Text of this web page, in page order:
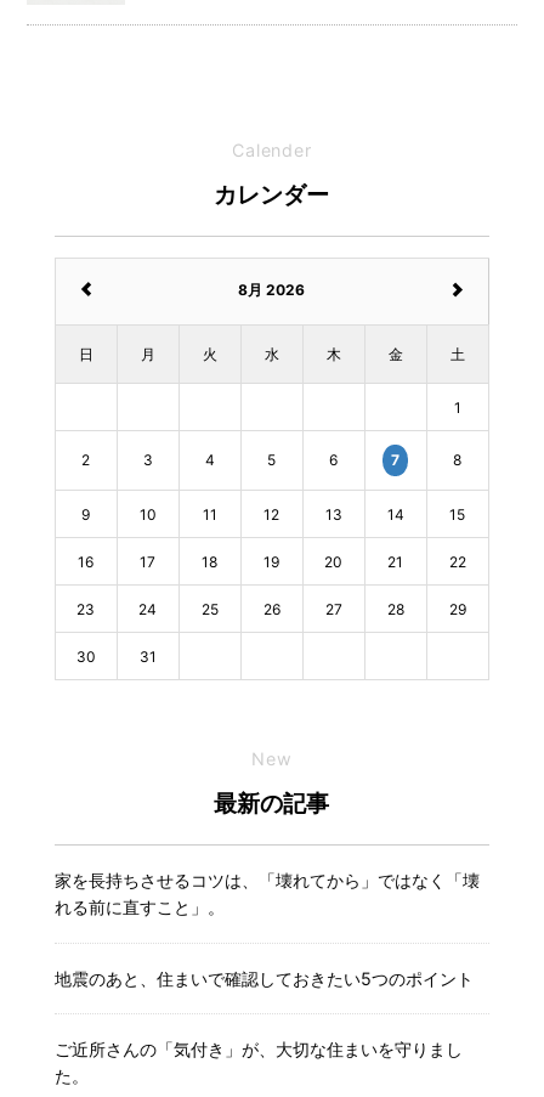
Calender
カレンダー
8月 2026
日 月 火 水 木 金 土
1
2 3 4 5 6 7 8
9 10 11 12 13 14 15
16 17 18 19 20 21 22
23 24 25 26 27 28 29
30 31
New
最新の記事
家を長持ちさせるコツは、「壊れてから」ではなく「壊
れる前に直すこと」。
地震のあと、住まいで確認しておきたい5つのポイント
ご近所さんの「気付き」が、大切な住まいを守りまし
た。